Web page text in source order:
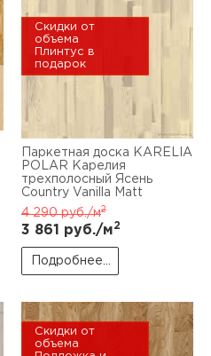
Скидки от
объема
Плинтус в
подарок
Паркетная доска KARELIA
POLAR Карелия
трехполосный Ясень
Country Vanilla Matt
4 290руб./м2
3 861 руб./м2
Подробнее...
Скидки от
объема